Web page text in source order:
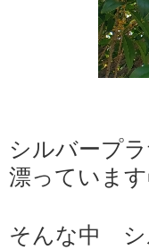
シルバープ
漂っていま
そんな中